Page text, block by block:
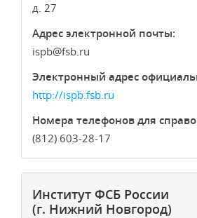
д. 27
Адрес электронной почты:
ispb
fsb.ru
Электронный адрес
http://ispb.fsb.ru
Номера телефонов для
(812) 603-28-17
Институт ФСБ России
(г. Нижний Новгород)